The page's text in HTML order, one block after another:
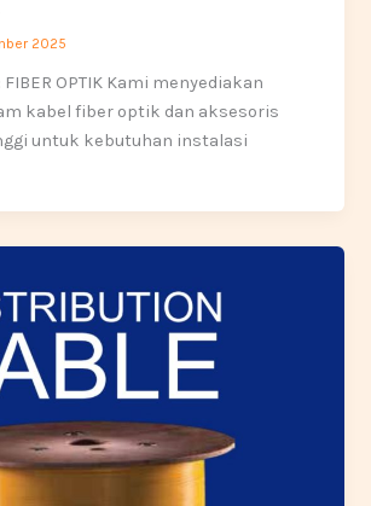
2025
FIBER OPTIK Kami menyediakan
kabel fiber optik dan aksesoris
untuk kebutuhan instalasi